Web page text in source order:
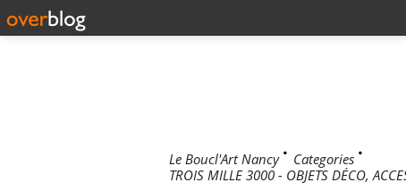
Le Boucl'Art Nancy > Categories >
TROIS MILLE 3000 - OBJETS DÉCO,
TROIS